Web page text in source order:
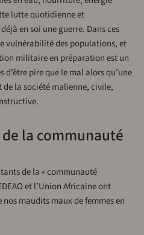
lutte quotidienne et
en soi une guerre. Dans ces
vulnérabilité des populations, et
militaire en préparation est un
d’être pire que le mal alors qu’une
la société malienne, civile,
la communauté
de la « communauté
et l’Union Africaine ont
maudits maux de femmes en